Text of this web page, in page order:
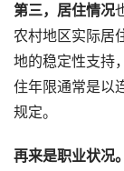
第三，居住情况
农村地区实际居
地的稳定性支持
住年限通常是以
规定。
再来是职业状况。